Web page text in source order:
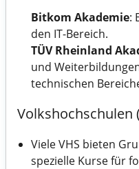
Bitkom Akademie:
den IT-Bereich.
TÜV Rheinland
und
technischen
Volkshochschulen
Viele VHS bieten
spezielle Kurse für